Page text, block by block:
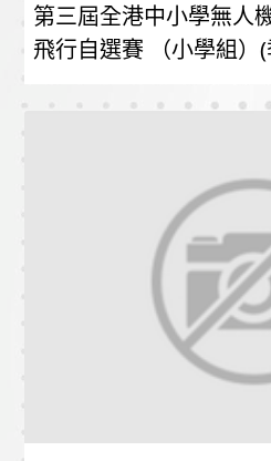
第三屆全港中小學無人
飛行自選賽 （小學組）